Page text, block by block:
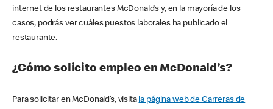
internet de los restaurantes McDonald’s y, en la mayoría de los
casos, podrás ver cuáles puestos laborales ha publicado el
restaurante.
¿Cómo solicito empleo en McDonald’s?
Para solicitar en McDonald’s, visita la página web de Carreras de